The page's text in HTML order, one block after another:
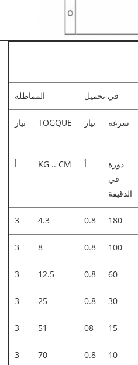
في تحميل المماطلة
سرعة تيار TOGQUE تيار
دورة
في
الدقيقة
أ KG .. CM أ
180
0.8
4.3
3
100
0.8
8
3
60
0.8
12.5
3
30
0.8
25
3
15
08
51
3
10
0.8
70
3